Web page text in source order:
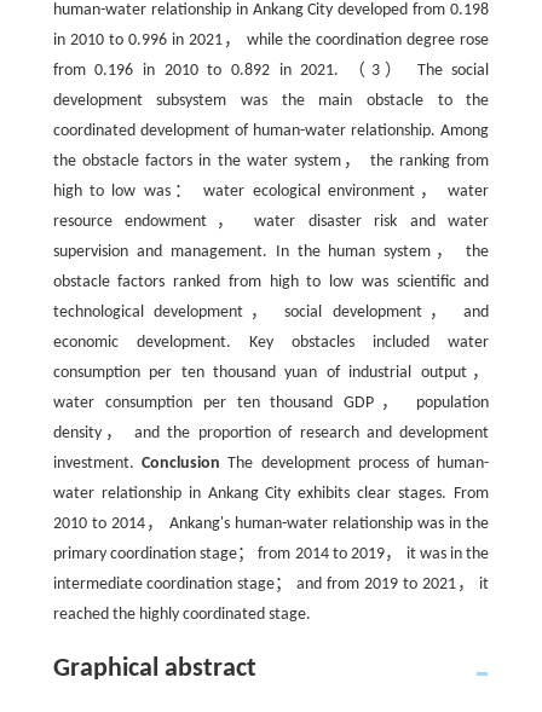
human-water relationship in Ankang City developed from 0.198
in 2010 to 0.996 in 2021， while the coordination degree rose
from 0.196 in 2010 to 0.892 in 2021. （3） The social
development subsystem was the main obstacle to the
coordinated development of human-water relationship. Among
the obstacle factors in the water system， the ranking from
high to low was： water ecological environment， water
resource endowment， water disaster risk and water
supervision and management. In the human system， the
obstacle factors ranked from high to low was scientific and
technological development， social development， and
economic development. Key obstacles included water
consumption per ten thousand yuan of industrial output，
water consumption per ten thousand GDP， population
density， and the proportion of research and development
investment. Conclusion The development process of human-
water relationship in Ankang City exhibits clear stages. From
2010 to 2014， Ankang's human-water relationship was in the
primary coordination stage； from 2014 to 2019， it was in the
intermediate coordination stage； and from 2019 to 2021， it
reached the highly coordinated stage.
Graphical abstract